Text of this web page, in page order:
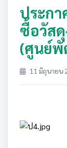
ประกา
ซื้อวัส
(ศูนย์พั
11 มิถุนายน